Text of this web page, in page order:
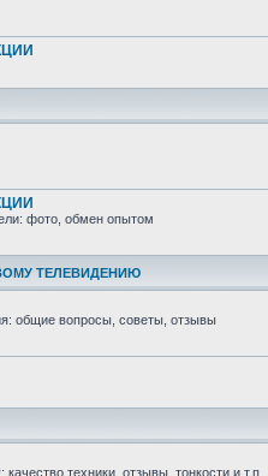
фото, обмен опытом
ТЕЛЕВИДЕНИЮ
общие вопросы, советы, отзывы
техники, отзывы, тонкости и т.п.